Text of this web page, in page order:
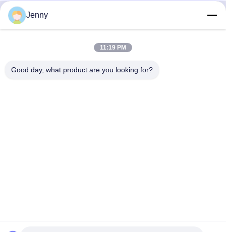
Γρήγορη επικοινωνία
εμπορικό κέντρο έκθεσης Hua Yi, οδός Wugang, περιοχή
Jenny
11:19 PM
Good day, what product are you looking for?